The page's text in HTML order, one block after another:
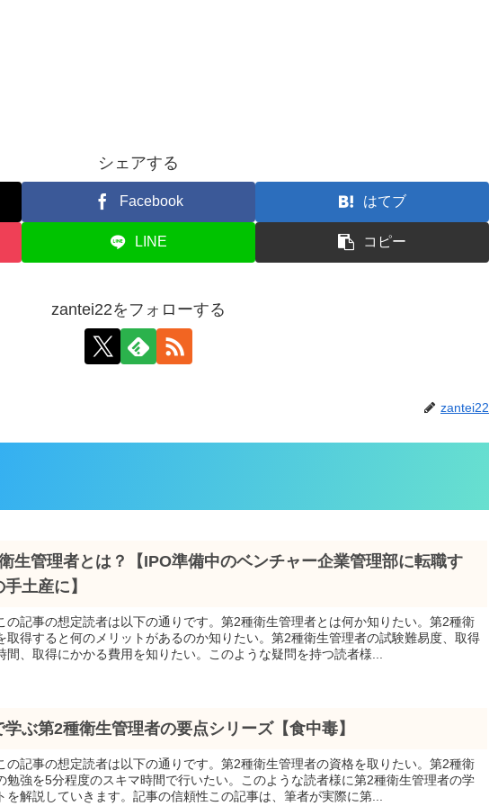
シェアする
Facebook はてブ
LINE コピー
zantei22をフォローする
zantei22
生管理者とは？【IPO準備中のベンチャー企業管理部に転職す
土産に】
の記事の想定読者は以下の通りです。第2種衛生管理者とは何か知りたい。第2種衛
取得すると何のメリットがあるのか知りたい。第2種衛生管理者の試験難易度、取得
間、取得にかかる費用を知りたい。このような疑問を持つ読者様...
学ぶ第2種衛生管理者の要点シリーズ【食中毒】
の記事の想定読者は以下の通りです。第2種衛生管理者の資格を取りたい。第2種衛
勉強を5分程度のスキマ時間で行いたい。このような読者様に第2種衛生管理者の学
を解説していきます。記事の信頼性この記事は、筆者が実際に第...